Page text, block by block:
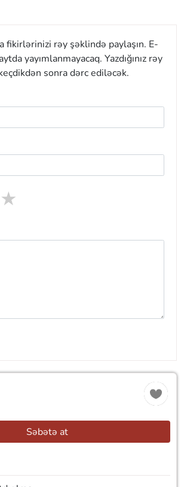
fikirlərinizi rəy şəklində paylaşın. E-
yayımlanmayacaq. Yazdığınız rəy
sonra dərc ediləcək.
★
Səbətə at